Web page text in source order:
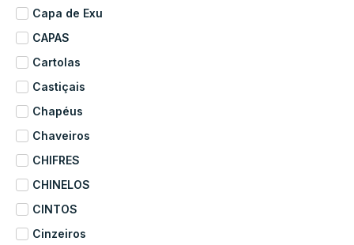
Capa de Exu
CAPAS
Cartolas
Castiçais
Chapéus
Chaveiros
CHIFRES
CHINELOS
CINTOS
Cinzeiros